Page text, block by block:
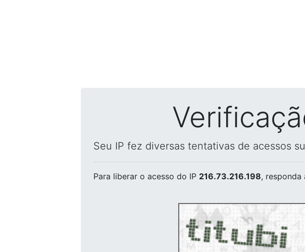
Seu IP fez diversas tentativas de acessos
Para liberar o acesso do IP 216.73.216.198, responda